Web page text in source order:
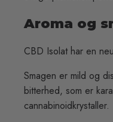
Aroma og
CBD Isolat har en
Smagen er mild og
bitterhed, som er
cannabinoidkrystaller.